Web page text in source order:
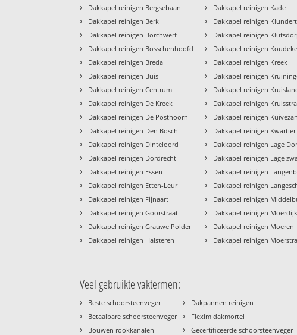
› Dakkapel reinigen Bergsebaan
› Dakkapel reinigen Berk
› Dakkapel reinigen Borchwerf
› Dakkapel reinigen Bosschenhoofd
› Dakkapel reinigen Breda
› Dakkapel reinigen Buis
› Dakkapel reinigen Centrum
› Dakkapel reinigen De Kreek
› Dakkapel reinigen De Posthoorn
› Dakkapel reinigen Den Bosch
› Dakkapel reinigen Dinteloord
› Dakkapel reinigen Dordrecht
› Dakkapel reinigen Essen
› Dakkapel reinigen Etten-Leur
› Dakkapel reinigen Fijnaart
› Dakkapel reinigen Goorstraat
› Dakkapel reinigen Grauwe Polder
› Dakkapel reinigen Halsteren
› Dakkapel reinigen Kade
› Dakkapel reinigen Klundert
› Dakkapel reinigen
› Dakkapel reinigen
› Dakkapel reinigen Kreek
› Dakkapel reinigen
› Dakkapel reinigen
› Dakkapel reinigen
› Dakkapel reinigen
› Dakkapel reinigen Kwartier
› Dakkapel reinigen Lage
› Dakkapel reinigen Lage
› Dakkapel reinigen
› Dakkapel reinigen
› Dakkapel reinigen
› Dakkapel reinigen Moerdijk
› Dakkapel reinigen Moeren
› Dakkapel reinigen
Veel gebruikte vaktermen:
› Beste schoorsteenveger
› Betaalbare schoorsteenveger
› Bouwen rookkanalen
› Dakpannen reinigen
› Flexim dakmortel
› Gecertificeerde schoorsteenveger